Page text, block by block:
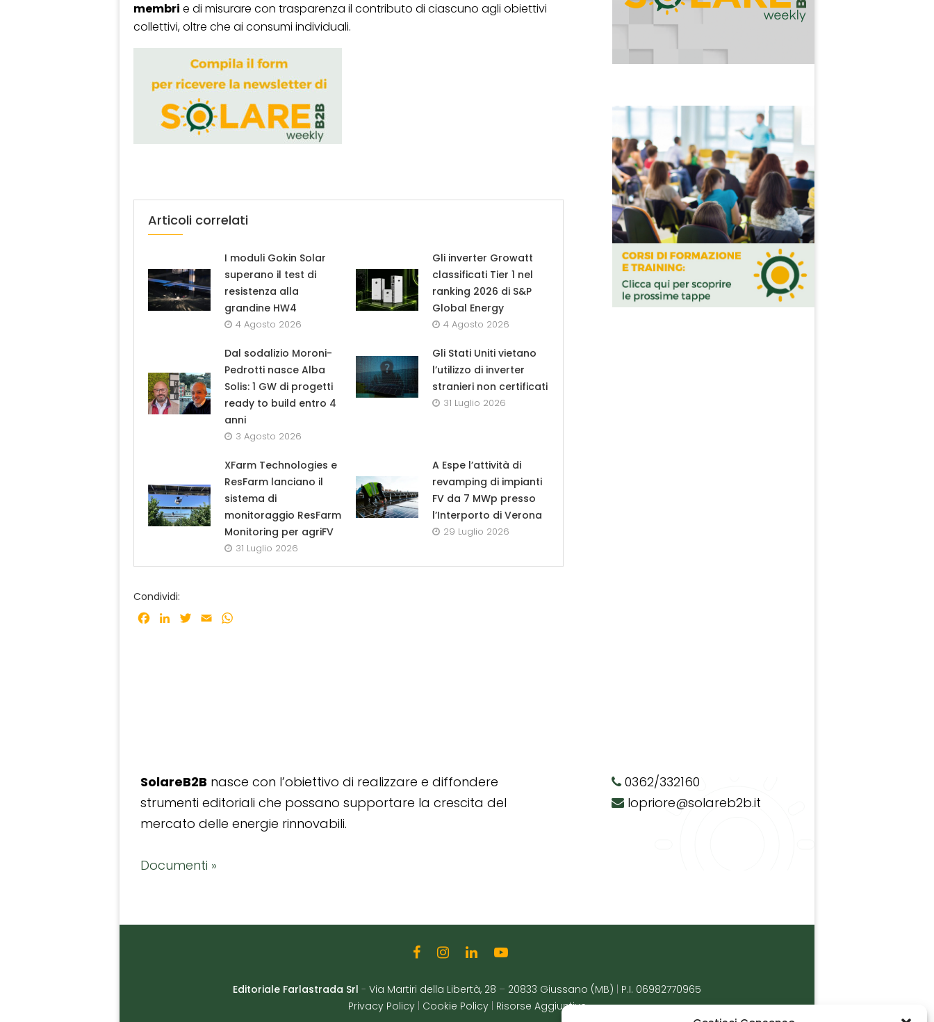
membri e di misurare con trasparenza il contributo di ciascuno agli obiettivi
collettivi, oltre che ai consumi individuali.
Articoli correlati
I moduli Gokin Solar
superano il test di
resistenza alla
grandine HW4
4 Agosto 2026
Gli inverter Growatt
classificati Tier 1 nel
ranking 2026 di S&P
Global Energy
4 Agosto 2026
Dal sodalizio Moroni-
Pedrotti nasce Alba
Solis: 1 GW di progetti
ready to build entro 4
anni
3 Agosto 2026
Gli Stati Uniti vietano
l’utilizzo di inverter
stranieri non certificati
31 Luglio 2026
XFarm Technologies e
ResFarm lanciano il
sistema di
monitoraggio ResFarm
Monitoring per agriFV
31 Luglio 2026
A Espe l’attività di
revamping di impianti
FV da 7 MWp presso
l’Interporto di Verona
29 Luglio 2026
Condividi:
Facebook
LinkedInTwitter
Email
SolareB2B nasce con l’obiettivo di realizzare e diffondere
strumenti editoriali che possano supportare la crescita del
mercato delle energie rinnovabili.
Documenti »
0362/332160
lopriore@solareb2b.it
Editoriale Farlastrada Srl - Via Martiri della Libertà, 28 – 20833 Giussano (MB)
P.I. 06982770965
Privacy Policy
Cookie Policy Risorse Aggiuntive